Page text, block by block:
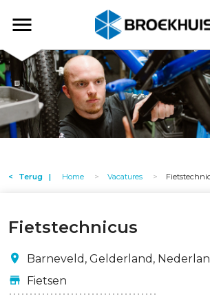
en
de
inhoud
gaan
Broekhuis
Terug Home Vacatures
Fietstechnicus
Barneveld, Gelderland,
Fietsen